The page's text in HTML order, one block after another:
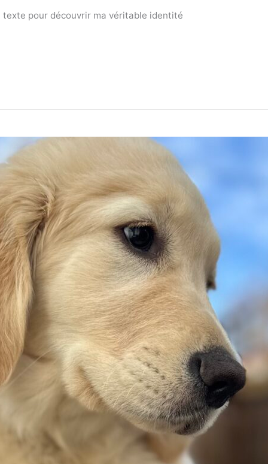
pour découvrir ma véritable identité